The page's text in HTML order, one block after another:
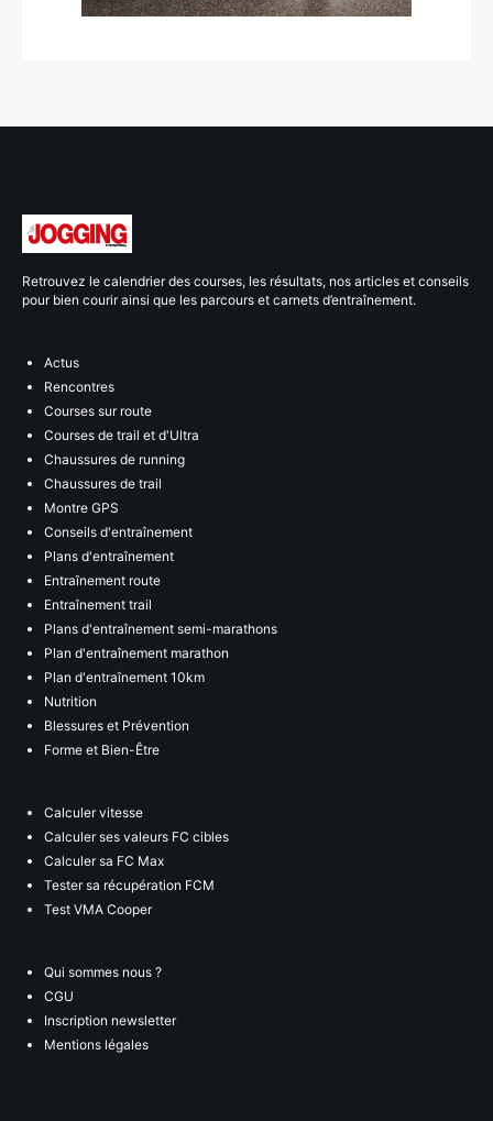
Retrouvez le calendrier des courses, les résultats, nos articles et conseils
pour bien courir ainsi que les parcours et carnets d’entraînement.
Actus
Rencontres
Courses sur route
Courses de trail et d'Ultra
Chaussures de running
Chaussures de trail
Montre GPS
Conseils d'entraînement
Plans d'entraînement
Entraînement route
Entraînement trail
Plans d'entraînement semi-marathons
Plan d'entraînement marathon
Plan d'entraînement 10km
Nutrition
Blessures et Prévention
Forme et Bien-Être
Calculer vitesse
Calculer ses valeurs FC cibles
Calculer sa FC Max
Tester sa récupération FCM
Test VMA Cooper
Qui sommes nous ?
CGU
Inscription newsletter
Mentions légales